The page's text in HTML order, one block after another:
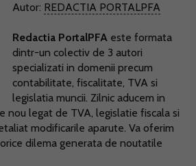
Autor: REDACTIA PORTALPFA
Redactia PortalPFA este formata
dintr-un colectiv de 3 autori
specializati in domenii precum
contabilitate, fiscalitate, TVA si
legislatia muncii. Zilnic aducem in
nou legat de TVA, legislatie fiscala si
modificarile aparute. Va oferim
dilema generata de noutatile